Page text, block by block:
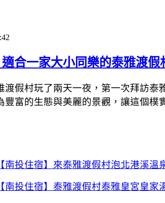
適合一家大小同樂的泰雅渡
渡假村玩了兩天一夜，第一次拜訪
豐富的生態與美麗的景觀，讓這個樸
【南投住宿】來泰雅渡假村泡北港溪
【南投住宿】泰雅渡假村泰雅皇宮皇